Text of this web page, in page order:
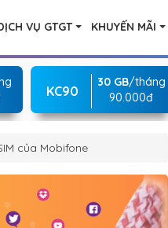
VỤ GTGT KHUYẾN MÃI
KC90
30 GB/tháng
90.000đ
của Mobifone